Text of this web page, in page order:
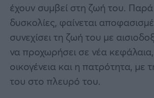
έχουν συμβεί στη ζωή του. Παρά
δυσκολίες, φαίνεται
συνεχίσει τη ζωή του με
να προχωρήσει σε νέα
οικογένεια και η πατρότητα, με
του στο πλευρό του.